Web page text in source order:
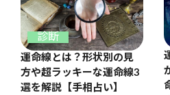
診断
運命線とは？形状別の見
方や超ラッキーな運命線3
選を解説【手相占い】